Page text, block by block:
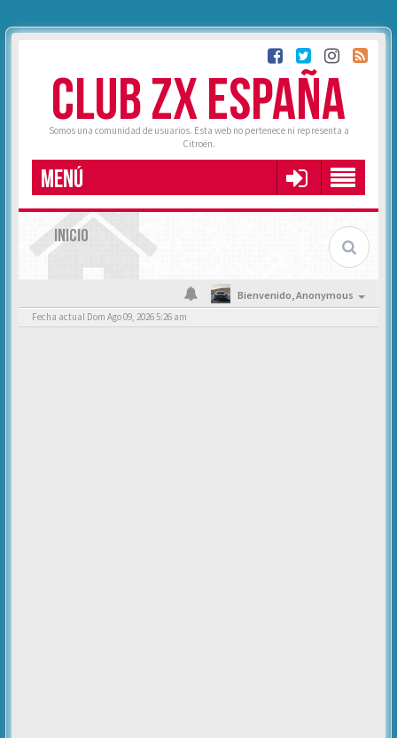
CLUB ZX ESPAÑA
Somos una comunidad de usuarios. Esta web no pertenece ni representa a
Citroën.
MENÚ
INICIO
Bienvenido,Anonymous
Fecha actual Dom Ago 09, 2026 5:26 am